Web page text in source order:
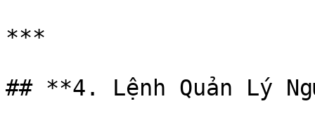
***
## **4. Lệnh Quản Lý